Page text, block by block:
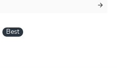
Best